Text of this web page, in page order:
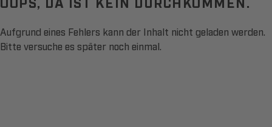
Aufgrund eines Fehlers kann der Inhalt nicht geladen werden.
Bitte versuche es später noch einmal.